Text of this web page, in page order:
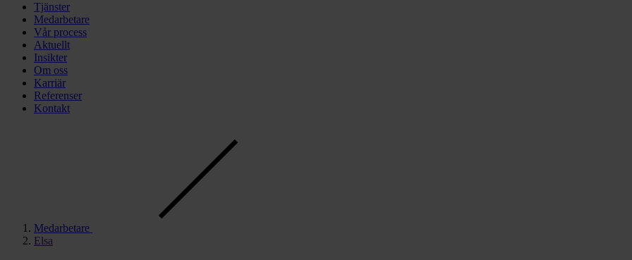
Tjänster
Medarbetare
Vår process
Aktuellt
Insikter
Om oss
Karriär
Referenser
Kontakt
Med­­arbet­are
Elsa